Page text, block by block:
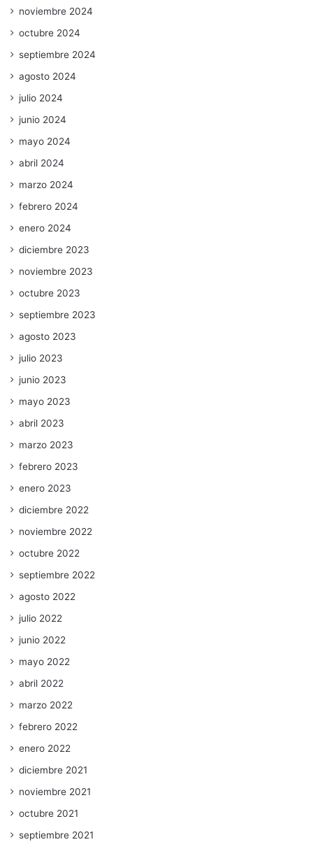
noviembre 2024
octubre 2024
septiembre 2024
agosto 2024
julio 2024
junio 2024
mayo 2024
abril 2024
marzo 2024
febrero 2024
enero 2024
diciembre 2023
noviembre 2023
octubre 2023
septiembre 2023
agosto 2023
julio 2023
junio 2023
mayo 2023
abril 2023
marzo 2023
febrero 2023
enero 2023
diciembre 2022
noviembre 2022
octubre 2022
septiembre 2022
agosto 2022
julio 2022
junio 2022
mayo 2022
abril 2022
marzo 2022
febrero 2022
enero 2022
diciembre 2021
noviembre 2021
octubre 2021
septiembre 2021